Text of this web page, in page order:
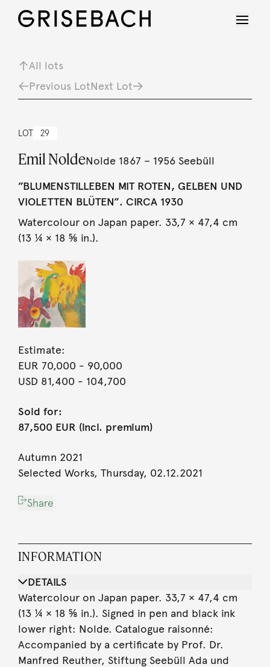
All lots
Previous LotNext Lot
LOT 29
Emil NoldeNolde 1867 – 1956 Seebüll
”BLUMENSTILLEBEN MIT ROTEN, GELBEN UND
VIOLETTEN BLÜTEN”. CIRCA 1930
Watercolour on Japan paper. 33,7 × 47,4 cm
(13 ¼ × 18 ⅝ in.).
Estimate:
EUR 70,000 - 90,000
USD 81,400 - 104,700
Sold for:
87,500 EUR (incl. premium)
Autumn 2021
Selected Works, Thursday, 02.12.2021
Share
INFORMATION
DETAILS
Watercolour on Japan paper. 33,7 × 47,4 cm
(13 ¼ × 18 ⅝ in.). Signed in pen and black ink
lower right: Nolde. Catalogue raisonné:
Accompanied by a certificate by Prof. Dr.
Manfred Reuther, Stiftung Seebüll Ada und